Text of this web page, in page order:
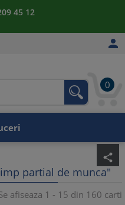
45 12

0
share
partial de munca"
afiseaza 1 - 15 din 160 carti